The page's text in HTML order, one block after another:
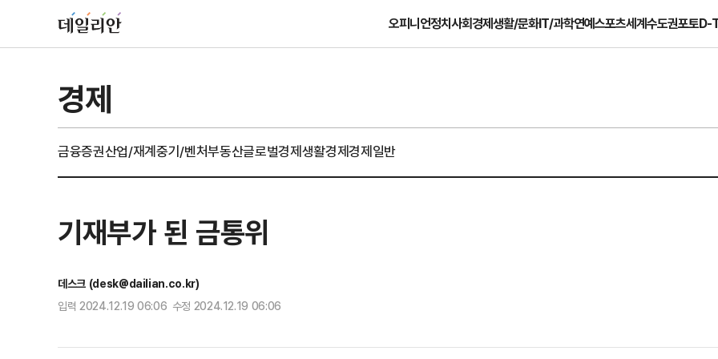
오피니언정치사회경제생활/문화IT/과학연예스포츠세계수도권포토D-
경제
금융증권산업/재계중기/벤처부동산글로벌경제생활경제경제일반
기재부가 된 금통위
데스크 (desk@dailian.co.kr)
입력 2024.12.19 06:06 수정 2024.12.19 06:06